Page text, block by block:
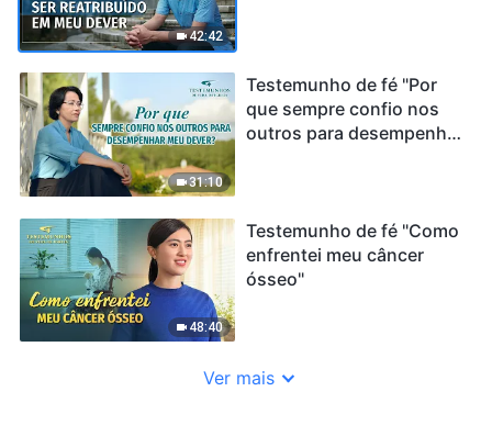
42:42
31:10
Testemunho de fé "Por
que sempre confio nos
outros para desempenhar
48:40
Testemunho de fé "Como
enfrentei meu câncer
ósseo"
Ver mais